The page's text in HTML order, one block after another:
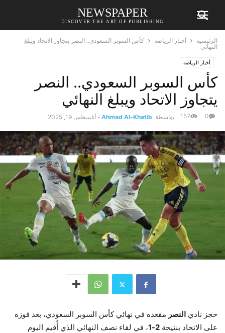
NEWSPAPER
DISCOVER THE ART OF PUBLISHING
الرئيسية أخبار الرياضة
كأس السوبر السعودي.. النصر يتجاوز الاتحاد ويبلغ
النهائي
أخبار الرياضة
كأس السوبر السعودي.. النصر
يتجاوز الاتحاد ويبلغ النهائي
بواسطة Ahmad Al-Khatib
- أغسطس 19, 2025 0
157
حجز نادي النصر مقعده في نهائي كأس السوبر السعودي، بعد فوزه
على الاتحاد بنتيجة 2-1
، في لقاء نصف النهائي الذي أُقيم اليوم